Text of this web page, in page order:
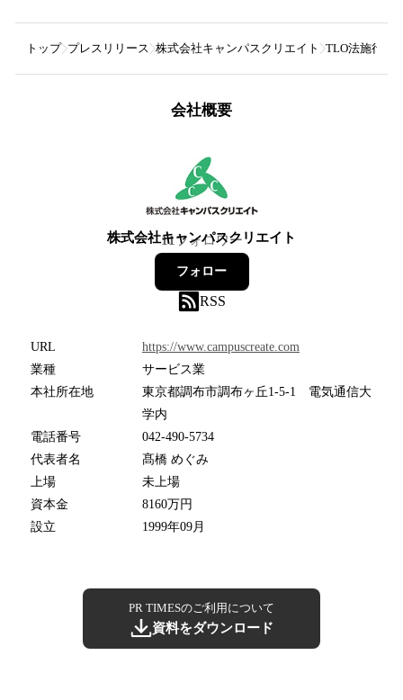
トップ プレスリリース 株式会社キャンパスクリエイト TLO法施行30
会社概要
株式会社キャンパスクリエイト
11フォロワー
フォロー
RSS
URL
https://www.campuscreate.com
業種
サービス業
本社所在地
東京都調布市調布ヶ丘1-5-1 電気通信大
学内
電話番号
042-490-5734
代表者名
髙橋 めぐみ
上場
未上場
資本金
8160万円
設立
1999年09月
PR TIMESのご利用について
資料をダウンロード